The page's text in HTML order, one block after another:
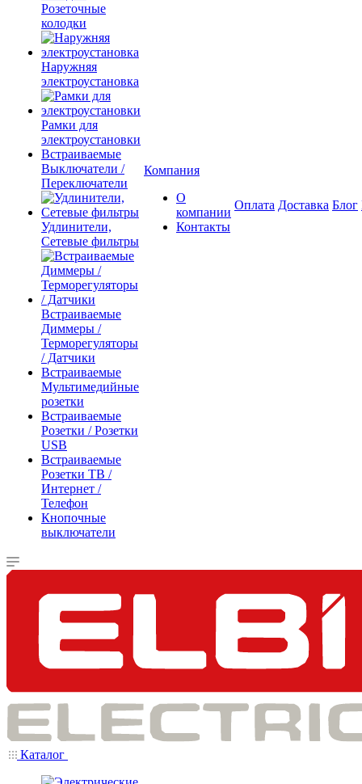
Розеточные
колодки
Наружняя
электроустановка
Рамки для
электроустановки
Встраиваемые
Выключатели /
Переключатели
Удлинители,
Сетевые фильтры
Встраиваемые
Диммеры /
Терморегуляторы
/ Датчики
Встраиваемые
Мультимедийные
розетки
Встраиваемые
Розетки / Розетки
USB
Встраиваемые
Розетки ТВ /
Интернет /
Телефон
Кнопочные
выключатели
Компания
О
компании
Контакты
Оплата Доставка Блог
Каталог